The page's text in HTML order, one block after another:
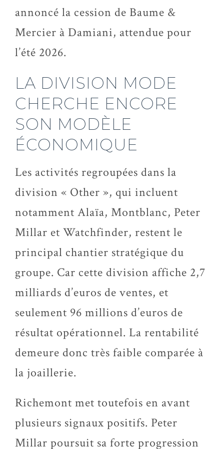
annoncé la cession de Baume &
Mercier à Damiani, attendue pour
l’été 2026.
LA DIVISION MODE
CHERCHE ENCORE
SON MODÈLE
ÉCONOMIQUE
Les activités regroupées dans la
division « Other », qui incluent
notamment Alaïa, Montblanc, Peter
Millar et Watchfinder, restent le
principal chantier stratégique du
groupe. Car cette division affiche 2,7
milliards d’euros de ventes, et
seulement 96 millions d’euros de
résultat opérationnel. La rentabilité
demeure donc très faible comparée à
la joaillerie.
Richemont met toutefois en avant
plusieurs signaux positifs. Peter
Millar poursuit sa forte progression